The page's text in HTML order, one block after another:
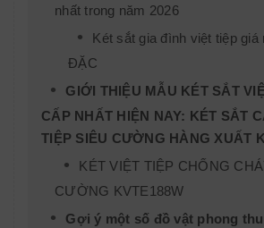
nhất trong năm 2026
Két sắt gia đình việt tiệp giá
ĐẶC
GIỚI THIỆU MẪU KÉT SẮT
CẤP NHẤT HIỆN NAY: KÉT SẮT
TIỆP SIÊU CƯỜNG HÀNG XUẤT
KÉT VIỆT TIỆP CHỐNG
CƯỜNG KVTE188W
Gợi ý một số đồ vật phong